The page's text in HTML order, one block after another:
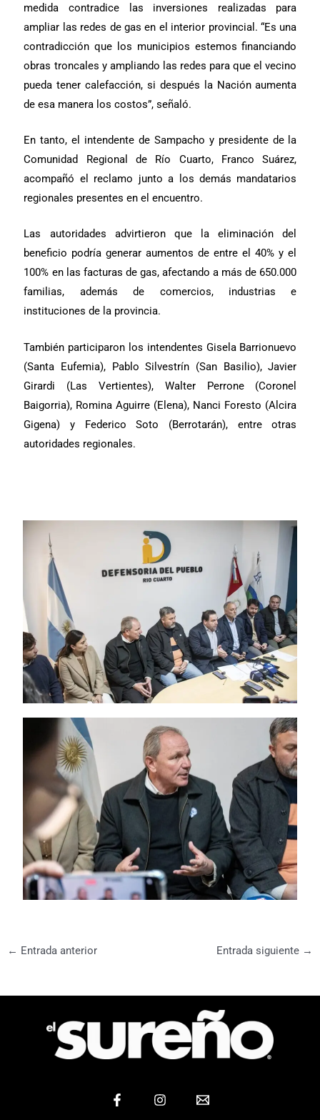
medida contradice las inversiones realizadas para
ampliar las redes de gas en el interior provincial. “Es una
contradicción que los municipios estemos financiando
obras troncales y ampliando las redes para que el vecino
pueda tener calefacción, si después la Nación aumenta
de esa manera los costos”, señaló.
En tanto, el intendente de Sampacho y presidente de la
Comunidad Regional de Río Cuarto, Franco Suárez,
acompañó el reclamo junto a los demás mandatarios
regionales presentes en el encuentro.
Las autoridades advirtieron que la eliminación del
beneficio podría generar aumentos de entre el 40% y el
100% en las facturas de gas, afectando a más de 650.000
familias, además de comercios, industrias e
instituciones de la provincia.
También participaron los intendentes Gisela Barrionuevo
(Santa Eufemia), Pablo Silvestrín (San Basilio), Javier
Girardi (Las Vertientes), Walter Perrone (Coronel
Baigorria), Romina Aguirre (Elena), Nanci Foresto (Alcira
Gigena) y Federico Soto (Berrotarán), entre otras
autoridades regionales.
← Entrada anterior Entrada siguiente →